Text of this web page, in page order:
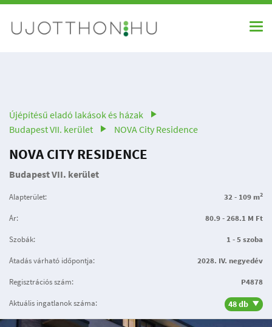
Újépítésű eladó lakások és házak
Budapest VII. kerület
NOVA City Residence
NOVA CITY RESIDENCE
Budapest VII. kerület
Alapterület: 32 - 109 m2
Ár: 80.9 - 268.1 M Ft
Szobák: 1 - 5 szoba
Átadás várható időpontja: 2028. IV. negyedév
Regisztrációs szám: P4878
Aktuális ingatlanok száma: 48 db